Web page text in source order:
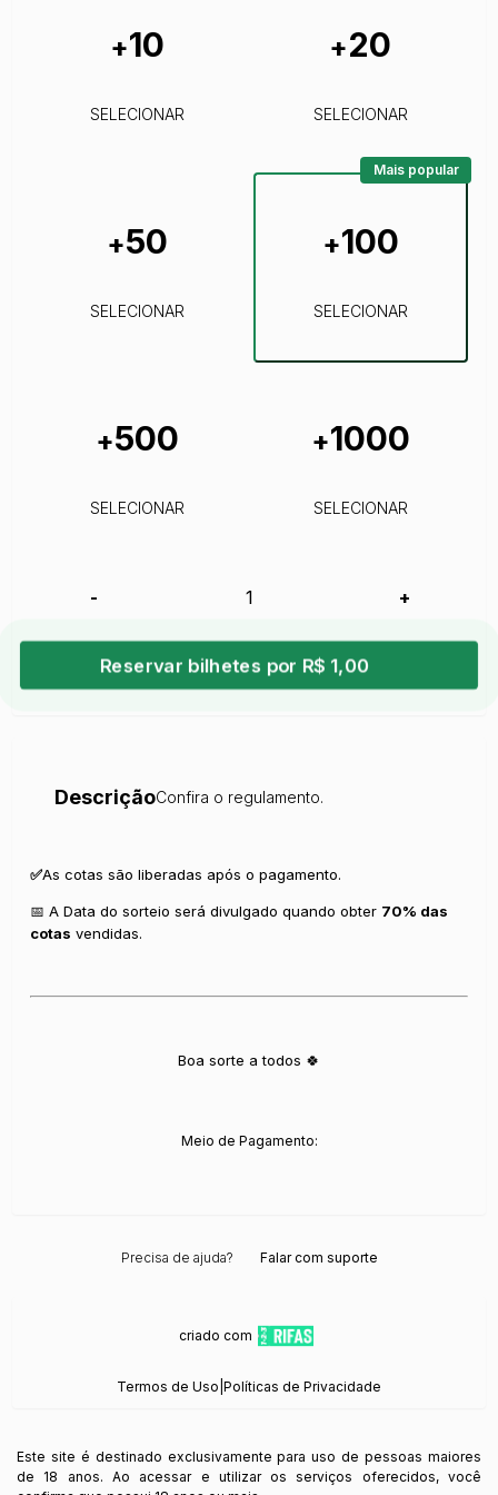
+10
SELECIONAR
+20
SELECIONAR
+50
SELECIONAR
+100
SELECIONAR
Mais popular
+500
SELECIONAR
+1000
SELECIONAR
- +
Reservar bilhetes por R$ 1,00
DescriçãoConfira o regulamento.
✅As cotas são liberadas após o pagamento.
📅 A Data do sorteio será divulgado quando obter 70% das
cotas vendidas.
Boa sorte a todos 🍀
Meio de Pagamento:
Precisa de ajuda? Falar com suporte
criado com
Termos de Uso Políticas de Privacidade
Este site é destinado exclusivamente para uso de pessoas maiores
de 18 anos. Ao acessar e utilizar os serviços oferecidos, você